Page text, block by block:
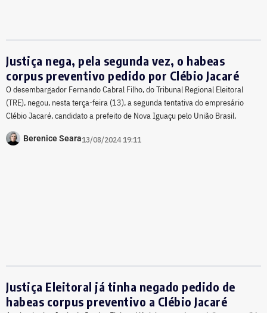
Justiça nega, pela segunda vez, o habeas
corpus preventivo pedido por Clébio Jacaré
O desembargador Fernando Cabral Filho, do Tribunal Regional Eleitoral
(TRE), negou, nesta terça-feira (13), a segunda tentativa do empresário
Clébio Jacaré, candidato a prefeito de Nova Iguaçu pelo União Brasil,
Berenice Seara13/08/2024 19:11
Justiça Eleitoral já tinha negado pedido de
habeas corpus preventivo a Clébio Jacaré